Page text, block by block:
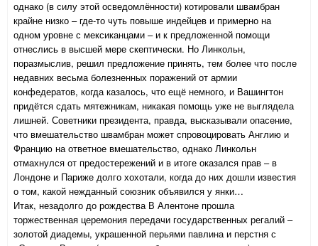
однако (в силу этой осведомлённости) котировали швамбран
крайне низко – где-то чуть повыше индейцев и примерно на
одном уровне с мексиканцами – и к предложенной помощи
отнеслись в высшей мере скептически. Но Линкольн,
поразмыслив, решил предложение принять, тем более что после
недавних весьма болезненных поражений от армии
конфедератов, когда казалось, что ещё немного, и Вашингтон
придётся сдать мятежникам, никакая помощь уже не выглядела
лишней. Советники президента, правда, высказывали опасение,
что вмешательство швамбран может спровоцировать Англию и
Францию на ответное вмешательство, однако Линкольн
отмахнулся от предостережений и в итоге оказался прав – в
Лондоне и Париже долго хохотали, когда до них дошли известия
о том, какой нежданный союзник объявился у янки…
Итак, незадолго до рождества В Алентоне прошла
торжественная церемония передачи государственных регалий –
золотой диадемы, украшенной перьями павлина и перстня с